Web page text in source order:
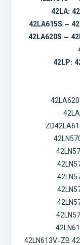
42LA:
42LA615S –
42LA620S –
42LP:
42LN613V-ZB